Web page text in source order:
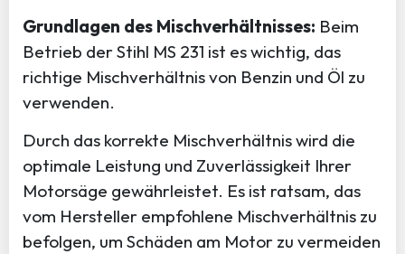
Grundlagen des Mischverhältnisses: Beim
Betrieb der Stihl MS 231 ist es wichtig, das
richtige Mischverhältnis von Benzin und Öl zu
verwenden.
Durch das korrekte Mischverhältnis wird die
optimale Leistung und Zuverlässigkeit Ihrer
Motorsäge gewährleistet. Es ist ratsam, das
vom Hersteller empfohlene Mischverhältnis zu
befolgen, um Schäden am Motor zu vermeiden